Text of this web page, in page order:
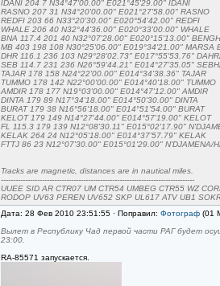
IDANI 204 7 N34°47'00.00" E021°45'29.00" IDANI
RASNO 207 31 N34°20'00.00" E021°27'58.00" RASNO
REDFI 203 66 N33°20'30.00" E020°54'42.00" REDFI
WHALE 206 40 N32°44'36.00" E020°33'00.00" WHALE
BNA 117.4 201 40 N32°07'28.00" E020°15'13.00"
MB 403 198 108 N30°25'06.00" E019°34'21.00" MARSA
DHR 116.1 236 103 N29°28'02.73" E017°55'53.76"
SEB 114.7 231 236 N26°59'44.21" E014°27'35.05"
TAJAR 178 158 N24°22'00.00" E014°34'38.36" TAJAR
TUMMO 178 142 N22°00'00.00" E014°40'18.00" TUMMO
AMDIR 178 177 N19°03'00.00" E014°47'12.00" AMDIR
DINTA 179 89 N17°34'18.00" E014°50'30.00" DINTA
BURAT 179 38 N16°56'18.00" E014°51'54.00" BURAT
KELOT 179 149 N14°27'44.00" E014°57'19.00" KELOT
FL 115.3 179 139 N12°08'30.11" E015°02'17.90"
KELAK 264 24 N12°05'18.00" E014°37'57.79" KELAK
FTTJ 86 23 N12°07'30.00" E015°01'29.00" N'DJAMENA/
Tracks are magnetic, distances are in nautical miles.
--------------------------------------------------------------------------------
UUEE SID AR CTR07 UM CTR54 UMBEG CTR55 WZ
RODOP UV63 PEREN UV652 SKP UL617 ATV UB1
Дата: 28 Фев 2010 23:51:55 · Поправил: Фотограф (01
Вылет в Республику Чад первой части РАГ будет
23:00.
RA-85571 запускается.